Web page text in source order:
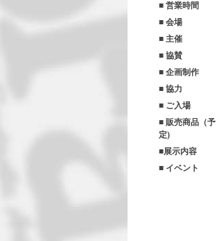
■ 営業時間
■ 会場
■ 主催
■ 協賛
■ 企画制作
■ 協力
■ ご入場
■ 販売商品（予
定)
■展示内容
■ イベント